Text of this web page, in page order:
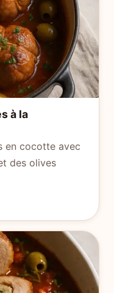
à la
en cocotte avec
des olives